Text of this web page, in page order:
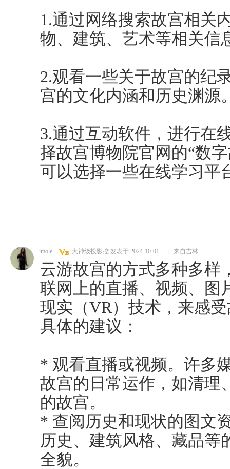
1.通过网络搜索故宫相关
物、建筑、艺术等相关信
2.观看一些关于故宫的纪
宫的文化内涵和历史渊源
3.通过互动软件，进行在
择故宫博物院官网的“数
可以选择一些在线学习平
imole 大神级投影控 发表于 2024-10-01 来自吉林
云游故宫的方式多种多样
联网上的直播、视频、图
现实（VR）技术，来感
具体的建议：
* 观看直播或视频。许多
故宫的日常运作，如清理
的故宫。
* 查阅历史和现状的图文
历史、建筑风格、藏品等
全貌。